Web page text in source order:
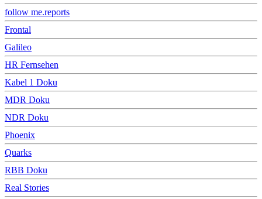
follow me.reports
Frontal
Galileo
HR Fernsehen
Kabel 1 Doku
MDR Doku
NDR Doku
Phoenix
Quarks
RBB Doku
Real Stories